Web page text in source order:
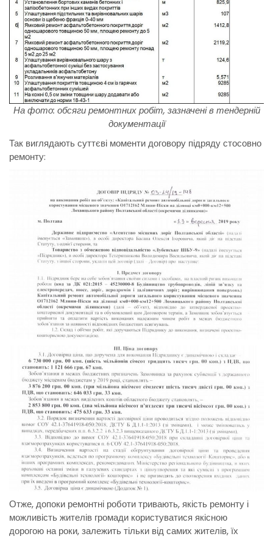
На фото: обсяги ремонтних робіт, зазначені в тендерній
документації
Так виглядають суттєві моменти договору підряду стосовно
ремонту:
Отже, допоки ремонтні роботи тривають, якість ремонту і
можливість жителів громади користуватися якісною
дорогою на роки, залежить тільки від самих жителів, їх